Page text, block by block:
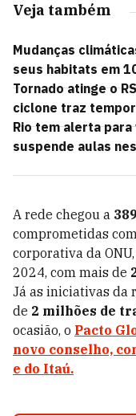
Veja também
Mudanças
seus habitats em
Tornado atinge o
ciclone traz
Rio tem alerta
suspende aulas
A rede chegou a
comprometidas
corporativa da
2024, com mais de
Já as iniciativas da
de 2 milhões de
ocasião, o Pacto
novo conselho,
e do Itaú.